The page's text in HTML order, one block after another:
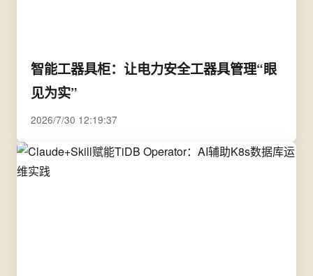
智能工器具柜：让电力安全工器具管理“眼
见为实”
2026/7/30 12:19:37